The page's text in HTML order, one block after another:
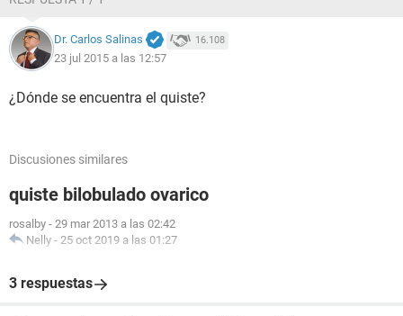
Dr. Carlos Salinas 16.108
23 jul 2015 a las 12:57
¿Dónde se encuentra el quiste?
Discusiones similares
quiste bilobulado ovarico
rosalby - 29 mar 2013 a las 02:42
Nelly - 25 oct 2019 a las 01:27
3 respuestas